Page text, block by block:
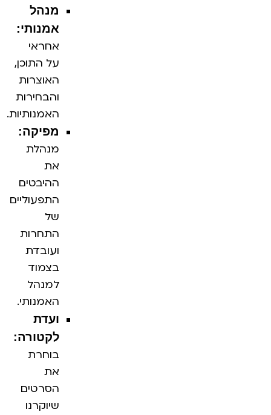
מנהל
אמנותי:
אחראי
על התוכן,
האוצרות
והבחירות
האמנותיות.
מפיקה:
מנהלת
את
ההיבטים
התפעוליים
של
התחרות
ועובדת
בצמוד
למנהל
האמנותי.
ועדת
לקטורה:
בוחרת
את
הסרטים
שיוקרנו